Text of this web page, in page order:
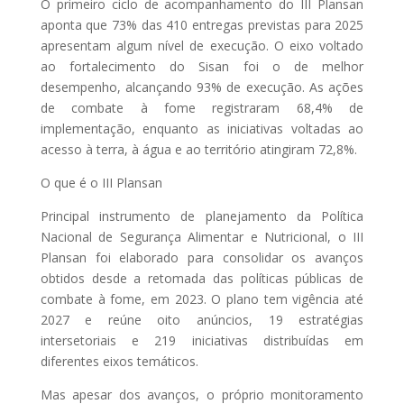
O primeiro ciclo de acompanhamento do III Plansan
aponta que 73% das 410 entregas previstas para 2025
apresentam algum nível de execução. O eixo voltado
ao fortalecimento do Sisan foi o de melhor
desempenho, alcançando 93% de execução. As ações
de combate à fome registraram 68,4% de
implementação, enquanto as iniciativas voltadas ao
acesso à terra, à água e ao território atingiram 72,8%.
O que é o III Plansan
Principal instrumento de planejamento da Política
Nacional de Segurança Alimentar e Nutricional, o III
Plansan foi elaborado para consolidar os avanços
obtidos desde a retomada das políticas públicas de
combate à fome, em 2023. O plano tem vigência até
2027 e reúne oito anúncios, 19 estratégias
intersetoriais e 219 iniciativas distribuídas em
diferentes eixos temáticos.
Mas apesar dos avanços, o próprio monitoramento